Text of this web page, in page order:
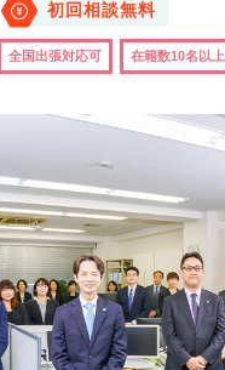
初回相談無料
全国出張対応可 在籍数10名以上